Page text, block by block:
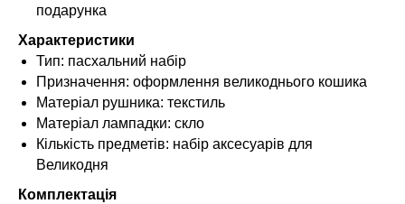
подарунка
Характеристики
Тип: пасхальний набір
Призначення: оформлення великоднього кошика
Матеріал рушника: текстиль
Матеріал лампадки: скло
Кількість предметів: набір аксесуарів для
Великодня
Комплектація